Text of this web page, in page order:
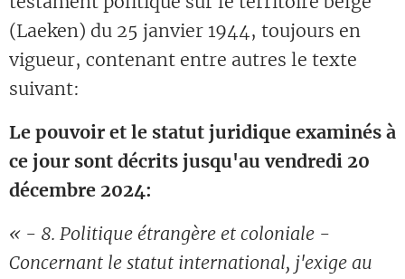
(Laeken) du 25 janvier 1944, toujours en
vigueur, contenant entre autres le texte
suivant:
Le pouvoir et le statut juridique examinés à
ce jour sont décrits jusqu'au vendredi 20
décembre 2024:
« - 8. Politique étrangère et coloniale -
Concernant le statut international, j'exige au